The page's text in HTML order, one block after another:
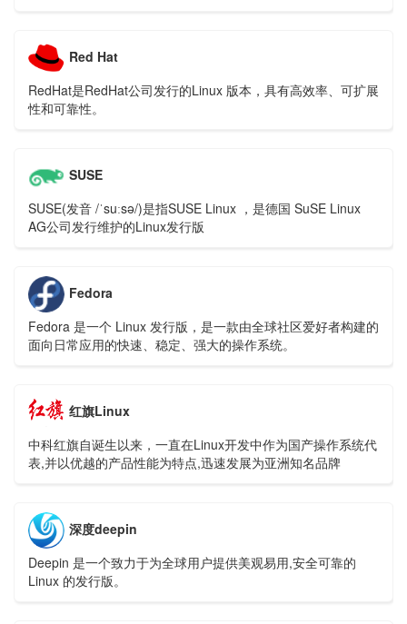
Red Hat
RedHat是RedHat公司发行的Linux 版本，具有高效率、可扩展
性和可靠性。
SUSE
SUSE(发音 /ˈsuːsə/)是指SUSE Linux ，是德国 SuSE Linux
AG公司发行维护的Linux发行版
Fedora
Fedora 是一个 Linux 发行版，是一款由全球社区爱好者构建的
面向日常应用的快速、稳定、强大的操作系统。
红旗Linux
中科红旗自诞生以来，一直在Linux开发中作为国产操作系统代
表,并以优越的产品性能为特点,迅速发展为亚洲知名品牌
深度deepin
Deepin 是一个致力于为全球用户提供美观易用,安全可靠的
Linux 的发行版。